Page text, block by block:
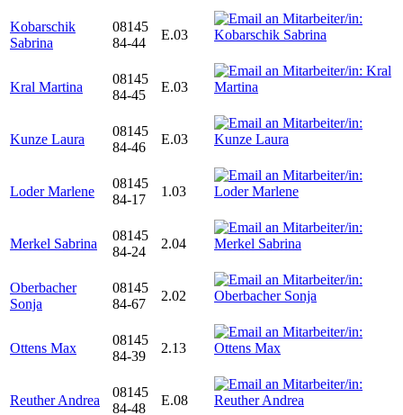
Kobarschik
Sabrina
08145
84-44
E.03
Kral Martina
08145
84-45
E.03
Kunze Laura
08145
84-46
E.03
Loder Marlene
08145
84-17
1.03
Merkel Sabrina
08145
84-24
2.04
Oberbacher
Sonja
08145
84-67
2.02
Ottens Max
08145
84-39
2.13
Reuther Andrea
08145
84-48
E.08